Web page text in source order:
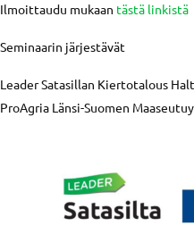
Ilmoittaudu mukaan tästä linkistä
Seminaarin järjestävät
Leader Satasillan Kiertotalous
ProAgria Länsi-Suomen